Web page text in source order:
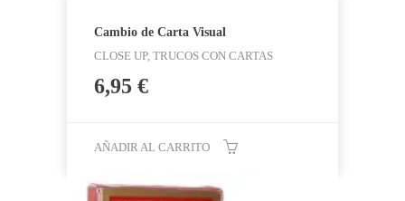
Cambio de Carta Visual
CLOSE UP, TRUCOS CON CARTAS
6,95 €
AÑADIR AL CARRITO